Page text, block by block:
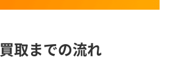
買取までの流れ